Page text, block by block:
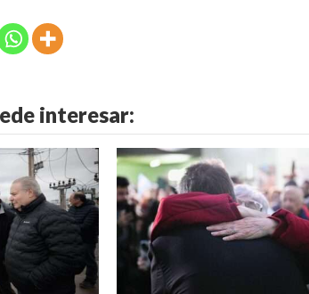
interesar: